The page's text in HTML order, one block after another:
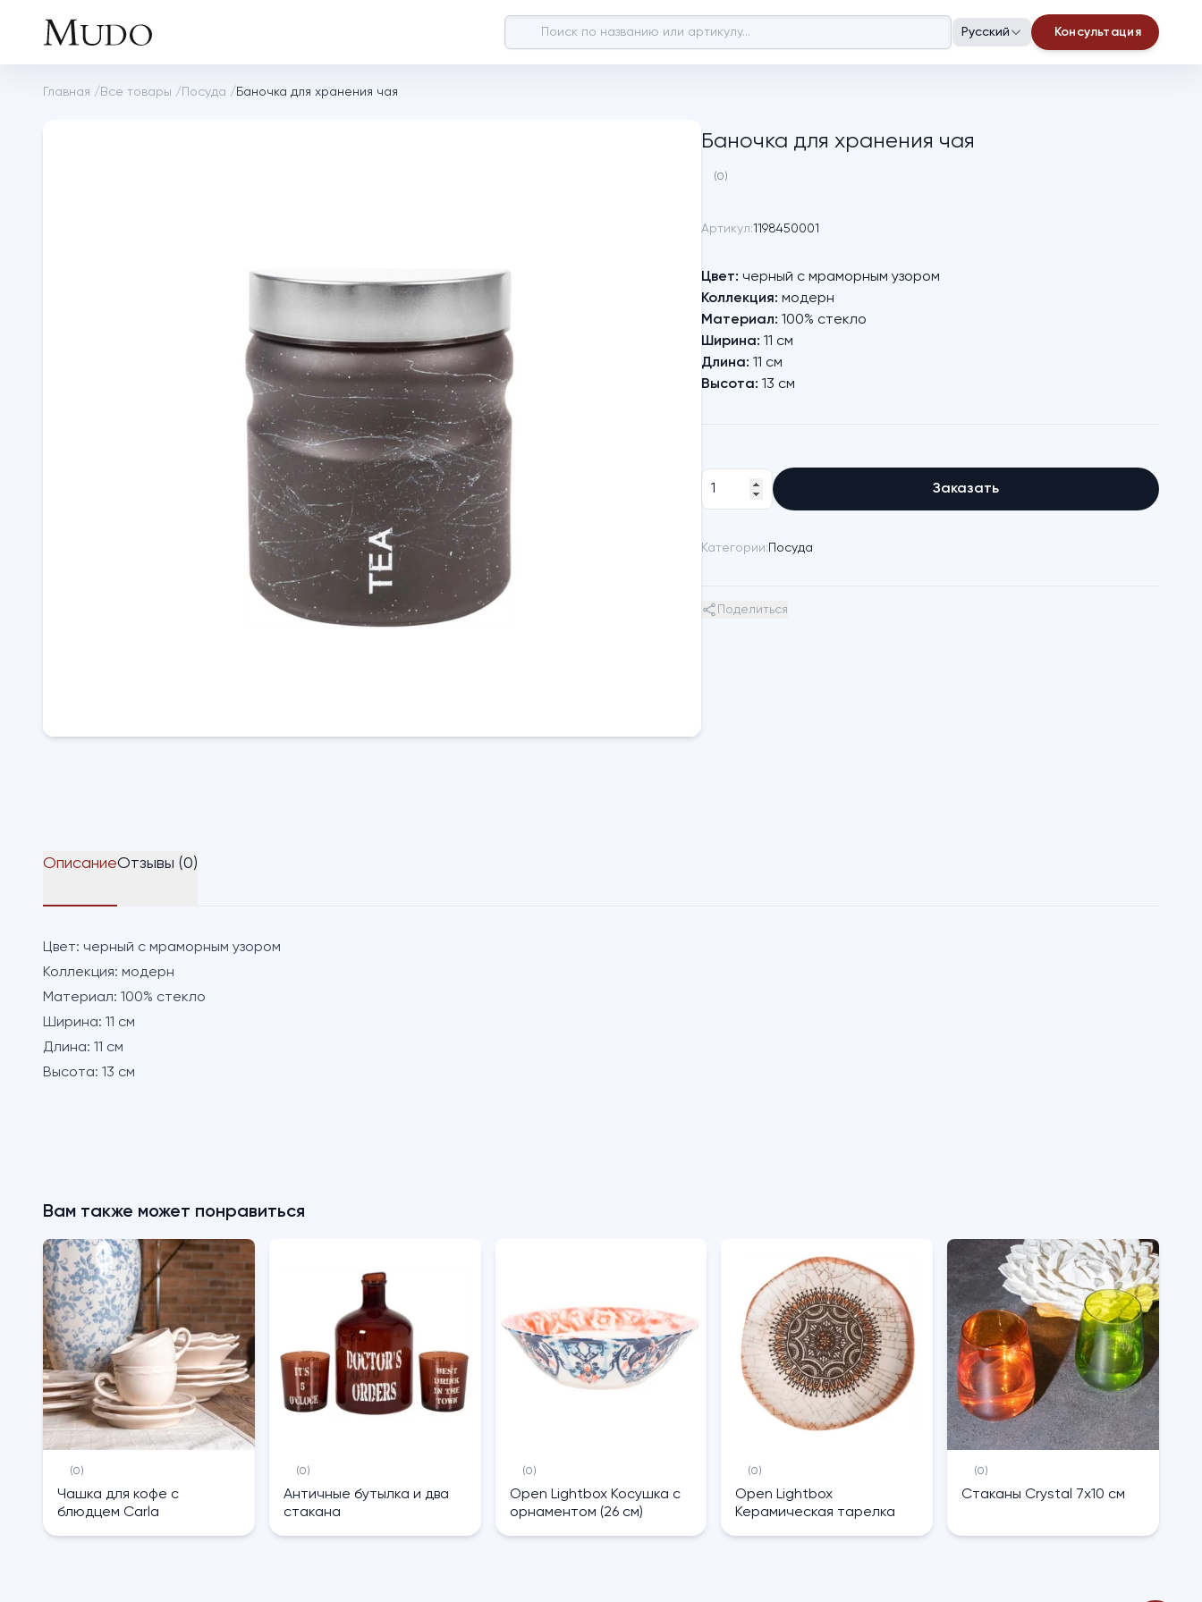
Русский Консультация
Главная / Все товары / Посуда / Баночка для хранения чая
Баночка для хранения чая
(0)
Артикул:1198450001
Цвет: черный с мраморным узором
Коллекция: модерн
Материал: 100% стекло
Ширина: 11 см
Длина: 11 см
Высота: 13 см
Заказать
Категории: Посуда
Поделиться
ОписаниеОтзывы (0)
Цвет: черный с мраморным узором
Коллекция: модерн
Материал: 100% стекло
Ширина: 11 см
Длина: 11 см
Высота: 13 см
Вам также может понравиться
(0)
Чашка для кофе с
блюдцем Carla
(0)
Античные бутылка и два
стакана
(0)
Open Lightbox Косушка с
орнаментом (26 см)
(0)
Open Lightbox
Керамическая тарелка
(0)
Cтаканы Crystal 7х10 см